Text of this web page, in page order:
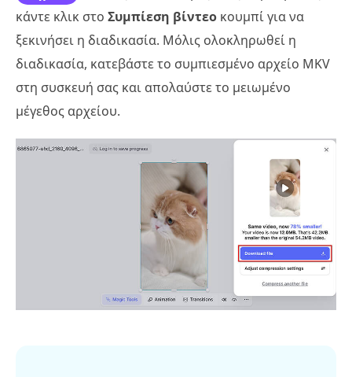
κάντε κλικ στο Συμπίεση βίντεο κουμπί για να
ξεκινήσει η διαδικασία. Μόλις ολοκληρωθεί η
διαδικασία, κατεβάστε το συμπιεσμένο αρχείο MKV
στη συσκευή σας και απολαύστε το μειωμένο
μέγεθος αρχείου.